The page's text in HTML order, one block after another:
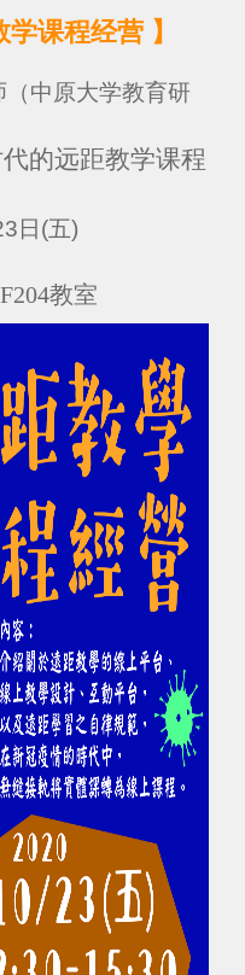
学课程经营 】
（中原大学教育研
的远距教学课程
日(五)
教室